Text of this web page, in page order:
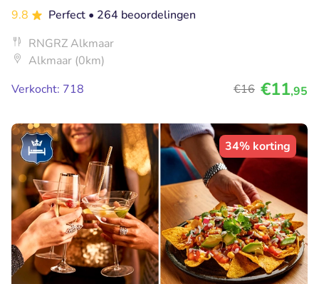
9.8
Perfect • 264 beoordelingen
RNGRZ Alkmaar
Alkmaar (0km)
Verkocht: 718
€16 €11,95
34% korting